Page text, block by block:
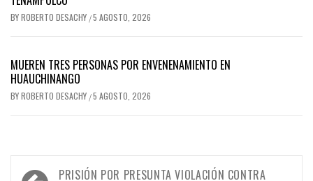
BYROBERTO DESACHY /5 AGOSTO, 2026
MUEREN TRES PERSONAS POR ENVENENAMIENTO EN
HUAUCHINANGO
BYROBERTO DESACHY /5 AGOSTO, 2026
Navegación
PRISIÓN POR PRESUNTA VIOLACIÓN CONTRA